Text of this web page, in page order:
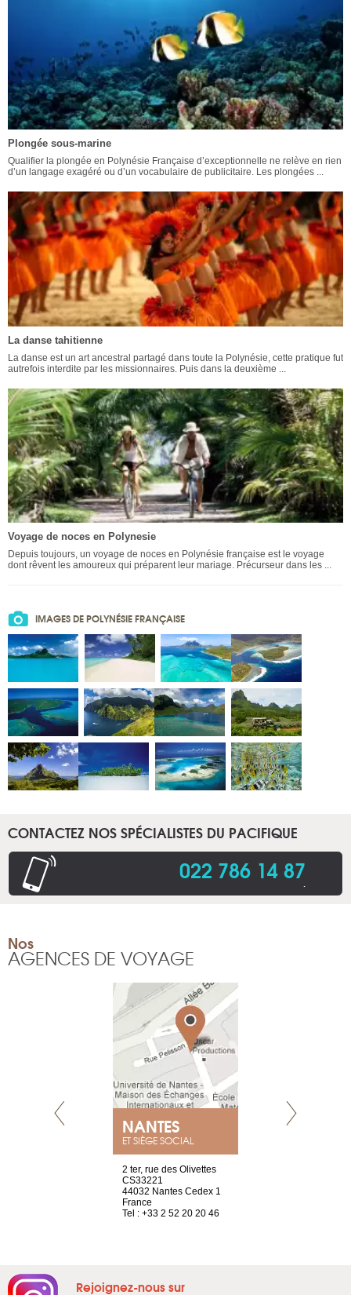
Plongée sous-marine
Qualifier la plongée en Polynésie Française d’exceptionnelle ne relève en rien
d’un langage exagéré ou d’un vocabulaire de publicitaire. Les plongées ...
La danse tahitienne
La danse est un art ancestral partagé dans toute la Polynésie, cette pratique fut
autrefois interdite par les missionnaires. Puis dans la deuxième ...
Voyage de noces en Polynesie
Depuis toujours, un voyage de noces en Polynésie française est le voyage
dont rêvent les amoureux qui préparent leur mariage. Précurseur dans les ...
IMAGES DE POLYNÉSIE FRANÇAISE
CONTACTEZ NOS SPÉCIALISTES DU PACIFIQUE
022 786 14 87.
Nos
AGENCES DE VOYAGE
NANTES
ET SIÈGE SOCIAL
2 ter, rue des Olivettes
CS33221
44032 Nantes Cedex 1
France
Tel : +33 2 52 20 20 46
Rejoignez-nous sur